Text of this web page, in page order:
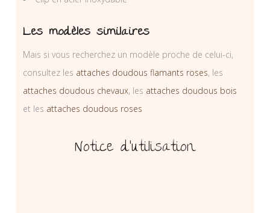
Les modèles similaires
Mais si vous recherchez un modèle proche de celui-ci,
consultez les attaches doudous flamants roses, les
attaches doudous chevaux, les attaches doudous bois
et les attaches doudous roses
Notice d’utilisation